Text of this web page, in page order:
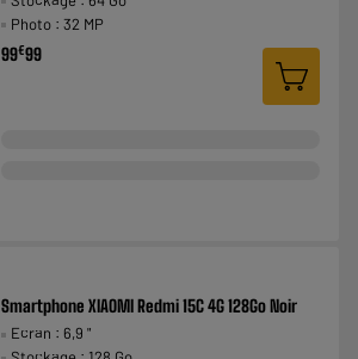
Photo : 32 MP
99€99
Smartphone XIAOMI Redmi 15C 4G 128Go Noir
Ecran : 6,9 "